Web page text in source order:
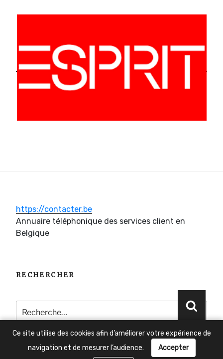
https://contacter.be
Annuaire téléphonique des services client en
Belgique
RECHERCHER
pour
:
Ce site utilise des cookies afin d’améliorer votre expérience de
navigation et de mesurer l’audience.
Accepter